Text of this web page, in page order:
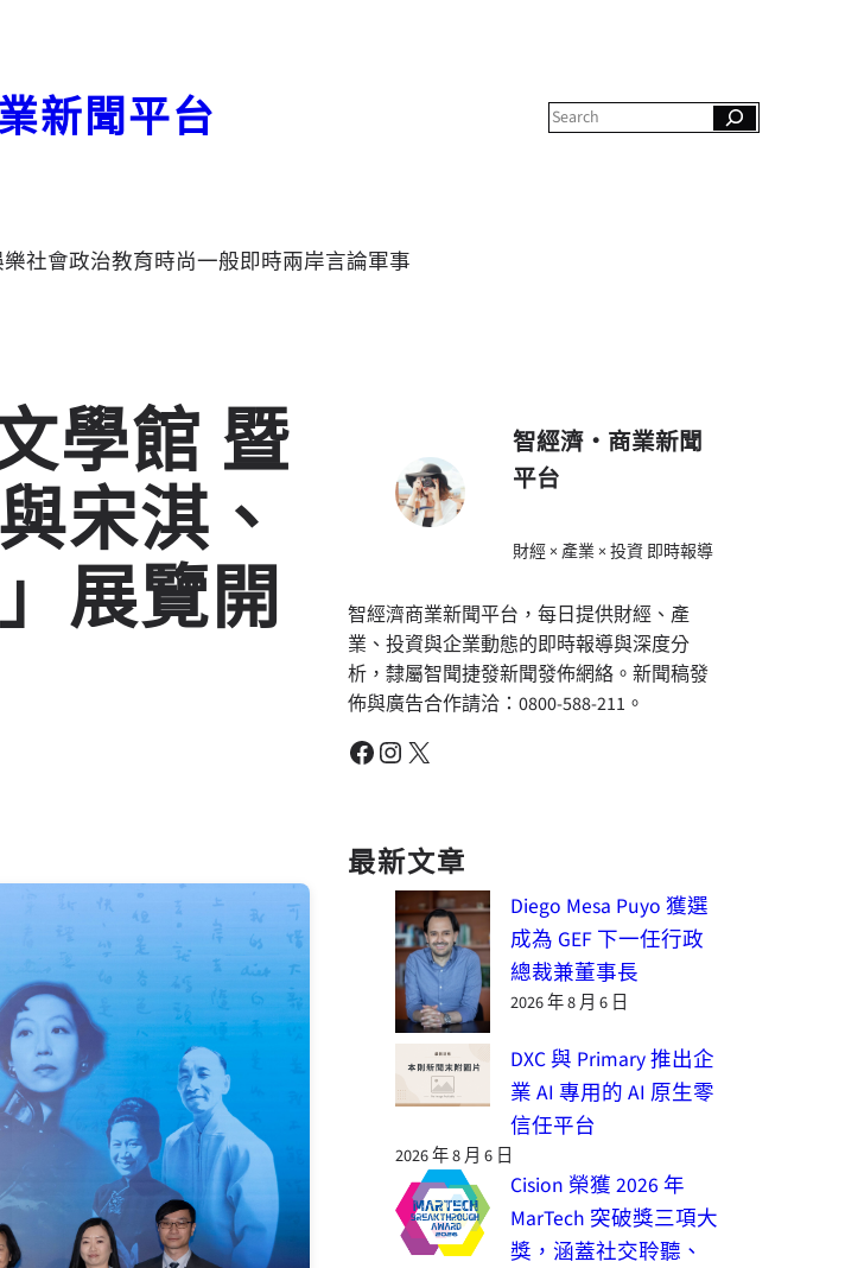
新聞平台
c
社會政治教育時尚一般即時兩岸言論軍事
學館 暨
宋淇、
展覽開
智經濟・商業新聞
平台
財經 × 產業 × 投資 即時報導
智經濟商業新聞平台，每日提供財經、產
業、投資與企業動態的即時報導與深度分
析，隸屬智聞捷發新聞發佈網絡。新聞稿發
佈與廣告合作請洽：0800-588-211。
Facebook Instagram X
最新文章
Diego Mesa Puyo 獲選
成為 GEF 下一任行政
總裁兼董事長
2026 年 8 月 6 日
DXC 與 Primary 推出企
業 AI 專用的 AI 原生零
信任平台
2026 年 8 月 6 日
Cision 榮獲 2026 年
MarTech 突破獎三項大
獎，涵蓋社交聆聽、